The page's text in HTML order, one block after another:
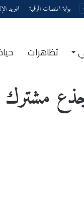
بوابة المنصات الرقمية البريد
تظاهرات
مشترك